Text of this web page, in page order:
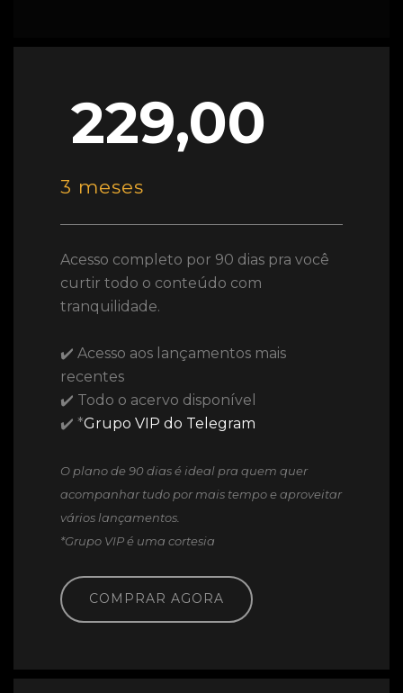
229,00
3 meses
Acesso completo por 90 dias pra você
curtir todo o conteúdo com
tranquilidade.
✔️ Acesso aos lançamentos mais
recentes
✔️ Todo o acervo disponível
✔️ *Grupo VIP do Telegram
O plano de 90 dias é ideal pra quem quer
acompanhar tudo por mais tempo e aproveitar
vários lançamentos.
*Grupo VIP é uma cortesia
COMPRAR AGORA